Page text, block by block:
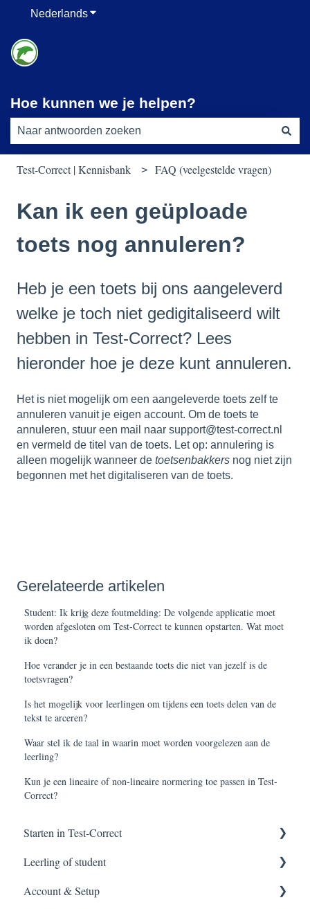
NederlandsSubmenu tonen voor vertalingen
Hoe kunnen we je helpen?
Test-Correct | Kennisbank FAQ (veelgestelde vragen)
Kan ik een geüploade
toets nog annuleren?
Heb je een toets bij ons aangeleverd
welke je toch niet gedigitaliseerd wilt
hebben in Test-Correct? Lees
hieronder hoe je deze kunt annuleren.
Het is niet mogelijk om een aangeleverde toets zelf te
annuleren vanuit je eigen account. Om de toets te
annuleren, stuur een mail naar support@test-correct.nl
en vermeld de titel van de toets. Let op: annulering is
alleen mogelijk wanneer de toetsenbakkers nog niet zijn
begonnen met het digitaliseren van de toets.
Gerelateerde artikelen
Student: Ik krijg deze foutmelding: De volgende applicatie moet
worden afgesloten om Test-Correct te kunnen opstarten. Wat moet
ik doen?
Hoe verander je in een bestaande toets die niet van jezelf is de
toetsvragen?
Is het mogelijk voor leerlingen om tijdens een toets delen van de
tekst te arceren?
Waar stel ik de taal in waarin moet worden voorgelezen aan de
leerling?
Kun je een lineaire of non-lineaire normering toe passen in Test-
Correct?
Starten in Test-Correct
Content vinden
Toets construeren
Leerling of student
Applicatie meldingen
Account & Setup